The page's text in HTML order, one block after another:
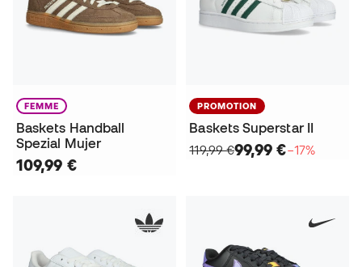
FEMME
Baskets Handball
Spezial Mujer
109,99 €
PROMOTION
Baskets Superstar II
119,99 €99,99 €−17%